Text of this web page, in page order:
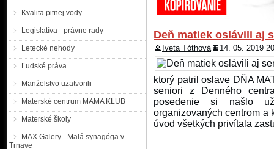
Kvalita pitnej vody
Legislatíva - právne rady
Letecké nehody
Ľudské práva
Manželstvo uzatvorili
Materské centrum MAMA KLUB
Materské školy
MAX Galery - Malá synagóga v
Trnave
Polícia povoľuje
Prezídium PZ SR |MM|
stredu 29. augusta a
pre všetky nákladné
premávke. Výnimka
diaľniciach, rýchlostných
medzinárodnú premávku, ...
Polícia pátra po
Deň matiek oslávili aj
Iveta Tóthová 14. 05. 2019
ktorý patril oslave DŇA
seniori z Denného
posedenie si našlo
organizovaných centrom
úvod všetkých privítala